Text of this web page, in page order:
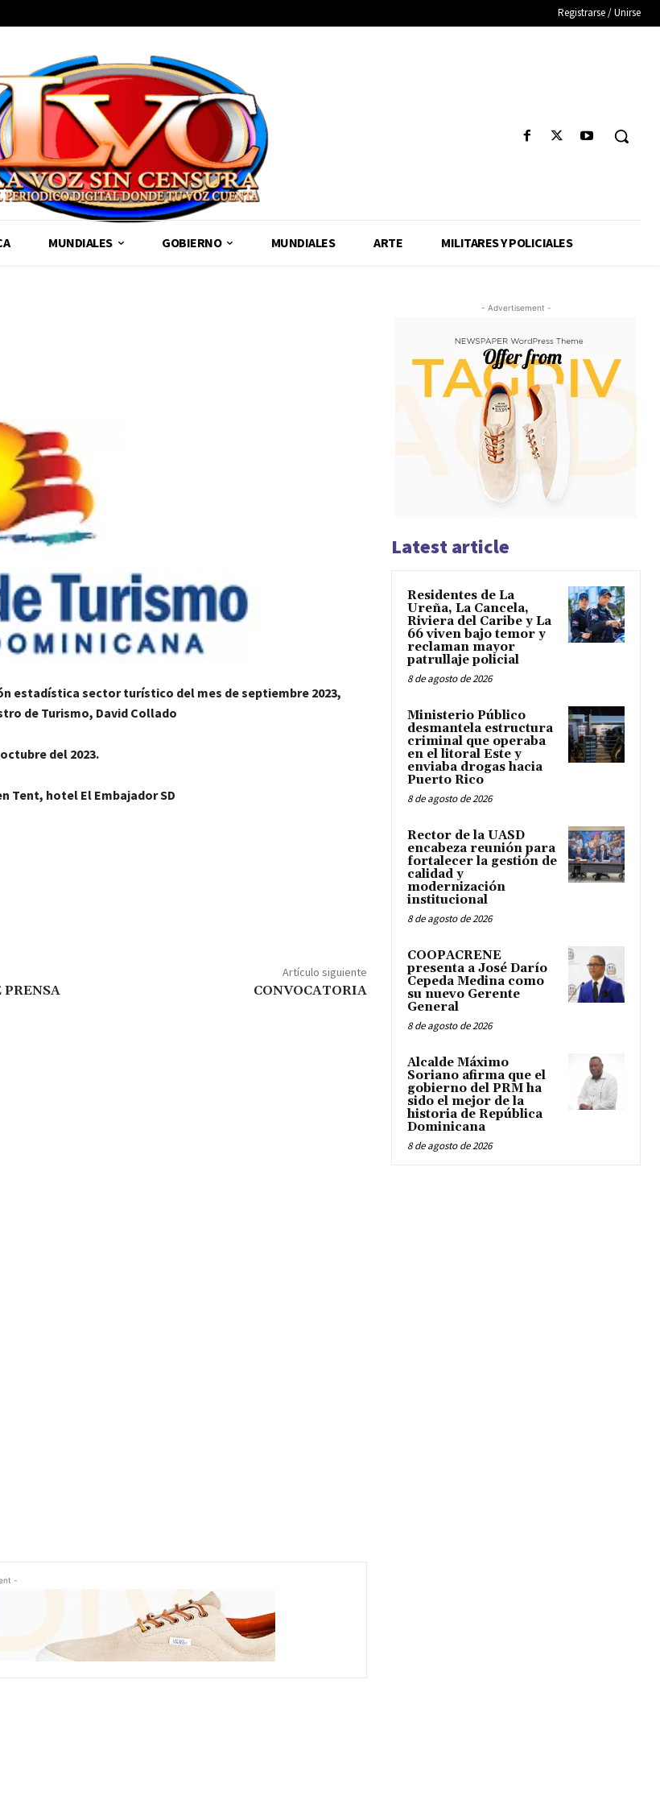
Registrarse / Unirse
MUNDIALES GOBIERNO MUNDIALES ARTE MILITARES Y POLICIALES
estadística sector turístico del mes de septiembre 2023,
de Turismo, David Collado
del 2023.
hotel El Embajador SD
PRENSA
Artículo siguiente
CONVOCATORIA
-
- Advertisement -
Latest article
Residentes de La
Ureña, La Cancela,
Riviera del Caribe y La
66 viven bajo temor y
reclaman mayor
patrullaje policial
8 de agosto de 2026
Ministerio Público
desmantela estructura
criminal que operaba
en el litoral Este y
enviaba drogas hacia
Puerto Rico
8 de agosto de 2026
Rector de la UASD
encabeza reunión para
fortalecer la gestión de
calidad y
modernización
institucional
8 de agosto de 2026
COOPACRENE
presenta a José Darío
Cepeda Medina como
su nuevo Gerente
General
8 de agosto de 2026
Alcalde Máximo
Soriano afirma que el
gobierno del PRM ha
sido el mejor de la
historia de República
Dominicana
8 de agosto de 2026